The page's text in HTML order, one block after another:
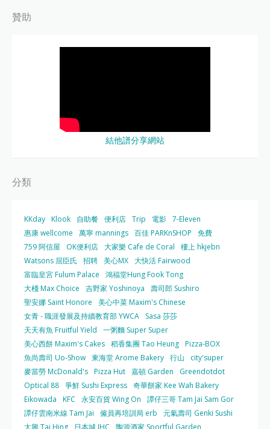
贊助
結他譜分享網站
分類
KKday Klook 自助餐 便利店 Trip 電影 7-Eleven
惠康 wellcome
萬寧 mannings 百佳 PARKnSHOP
免費
759 阿信屋
OK便利店 大家樂 Cafe de Coral
樓上 hkjebn
Watsons 屈臣氏
招聘 美心MX 大快活 Fairwood
富臨皇宮 Fulum Palace
鴻福堂Hung Fook Tong
大棧 Max Choice
吉野家 Yoshinoya
壽司郎 Sushiro
聖安娜 Saint Honore
美心中菜 Maxim's Chinese
女青 - 職涯發展及持續教育部 YWCA
Sasa 莎莎
天天有魚 Fruitful Yield
一粥麵 Super Super
美心西餅 Maxim's Cakes 稻香集團 Tao Heung Pizza-BOX
魚尚壽司 Uo-Show 東海堂 Arome Bakery 行山
city'super
麥當勞 McDonald's Pizza Hut 嘉頓 Garden
Greendotdot
Optical 88 爭鮮 Sushi Express 奇華餅家 Kee Wah Bakery
Eikowada
KFC 永安百貨 Wing On
譚仔三哥 Tam Jai Sam Gor
譚仔雲南米線 Tam Jai
僱員再培訓局 erb
元氣壽司 Genki Sushi